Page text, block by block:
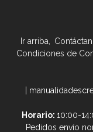
Ir arriba
Condiciones de
|
Horario: 10:00-
Pedidos envío